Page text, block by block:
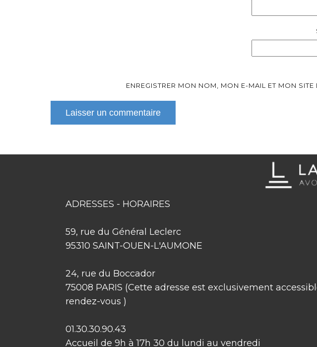
ENREGISTRER MON NOM, MON E-MAIL ET MON
Laisser un commentaire
ADRESSES - HORAIRES
59, rue du Général Leclerc
95310 SAINT-OUEN-L'AUMONE
24, rue du Boccador
75008 PARIS (​Cette adresse est exclusivement
rendez-vous )
01.30.30.90.43
Accueil de 9h à 17h 30 du lundi au vendredi